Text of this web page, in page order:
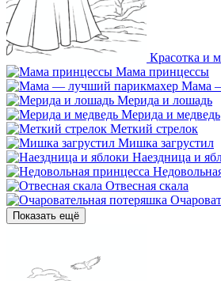
Красотка и
Мама принцессы
Мама
Мерида и лошадь
Мерида и медведь
Меткий стрелок
Мишка загрустил
Наездница и
Отвесная скала
Показать ещё